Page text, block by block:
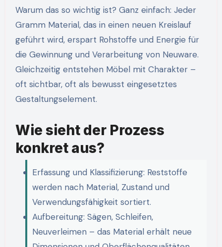
Warum das so wichtig ist? Ganz einfach: Jeder
Gramm Material, das in einen neuen Kreislauf
geführt wird, erspart Rohstoffe und Energie für
die Gewinnung und Verarbeitung von Neuware.
Gleichzeitig entstehen Möbel mit Charakter –
oft sichtbar, oft als bewusst eingesetztes
Gestaltungselement.
Wie sieht der Prozess
konkret aus?
Erfassung und Klassifizierung: Reststoffe
werden nach Material, Zustand und
Verwendungsfähigkeit sortiert.
Aufbereitung: Sägen, Schleifen,
Neuverleimen – das Material erhält neue